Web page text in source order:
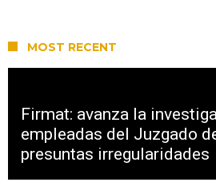
MOST RECENT
Firmat: avanza la
empleadas del Juzgado
presuntas irregularidades